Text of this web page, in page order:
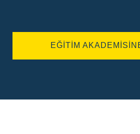
EĞITIM